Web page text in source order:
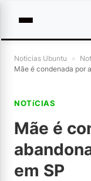
Noticias Ubuntu »
Mãe é condenada por
NOTíCIAS
Mãe é
em SP